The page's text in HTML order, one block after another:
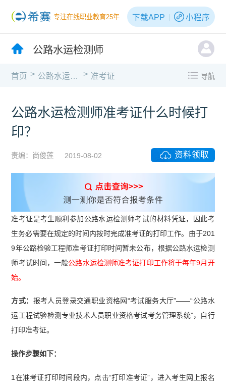
专注在线职业教育25年 下载APP 小程序
公路水运检测师
首页 > 公路水运检测师 > 准考证 导航
公路水运检测师准考证什么时候打
印？
责编：尚俊莲 2019-08-02 资料领取
准考证是考生顺利参加公路水运检测师考试的材料凭证，因此考
生务必需要在规定的时间内按时完成准考证的打印工作。由于201
9年公路检验工程师准考证打印时间暂未公布，根据公路水运检测
师考试时间，一般公路水运检测师准考证打印工作将于每年9月开
始。
方式： 报考人员登录交通职业资格网“考试服务大厅”——“公路水
运工程试验检测专业技术人员职业资格考试考务管理系统”，自行
打印准考证。
操作步骤如下：
1在准考证打印时间段内，点击“打印准考证”，进入考生网上报名